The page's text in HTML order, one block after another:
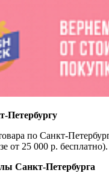
Петербургу
по Санкт-
от 25 000 р. бесплатно).
Санкт-Петербурга